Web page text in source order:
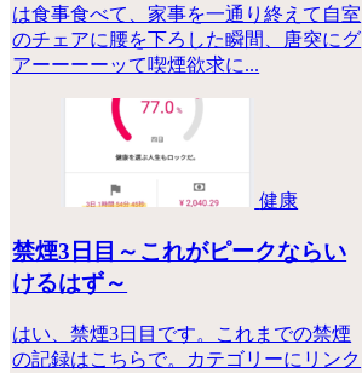
は食事食べて、家事を一通り終えて自室
のチェアに腰を下ろした瞬間、唐突にグ
アーーーーッて喫煙欲求に...
健康
禁煙3日目～これがピークならい
けるはず～
はい、禁煙3日目です。これまでの禁煙
の記録はこちらで。カテゴリーにリンク